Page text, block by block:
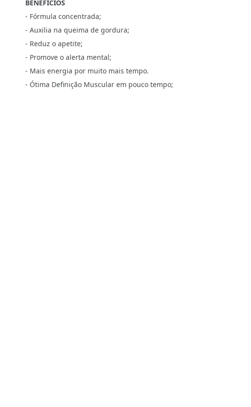
BENEFÍCIOS
- Fórmula concentrada;
- Auxilia na queima de gordura;
- Reduz o apetite;
- Promove o alerta mental;
- Mais energia por muito mais tempo.
- Ótima Definição Muscular em pouco tempo;